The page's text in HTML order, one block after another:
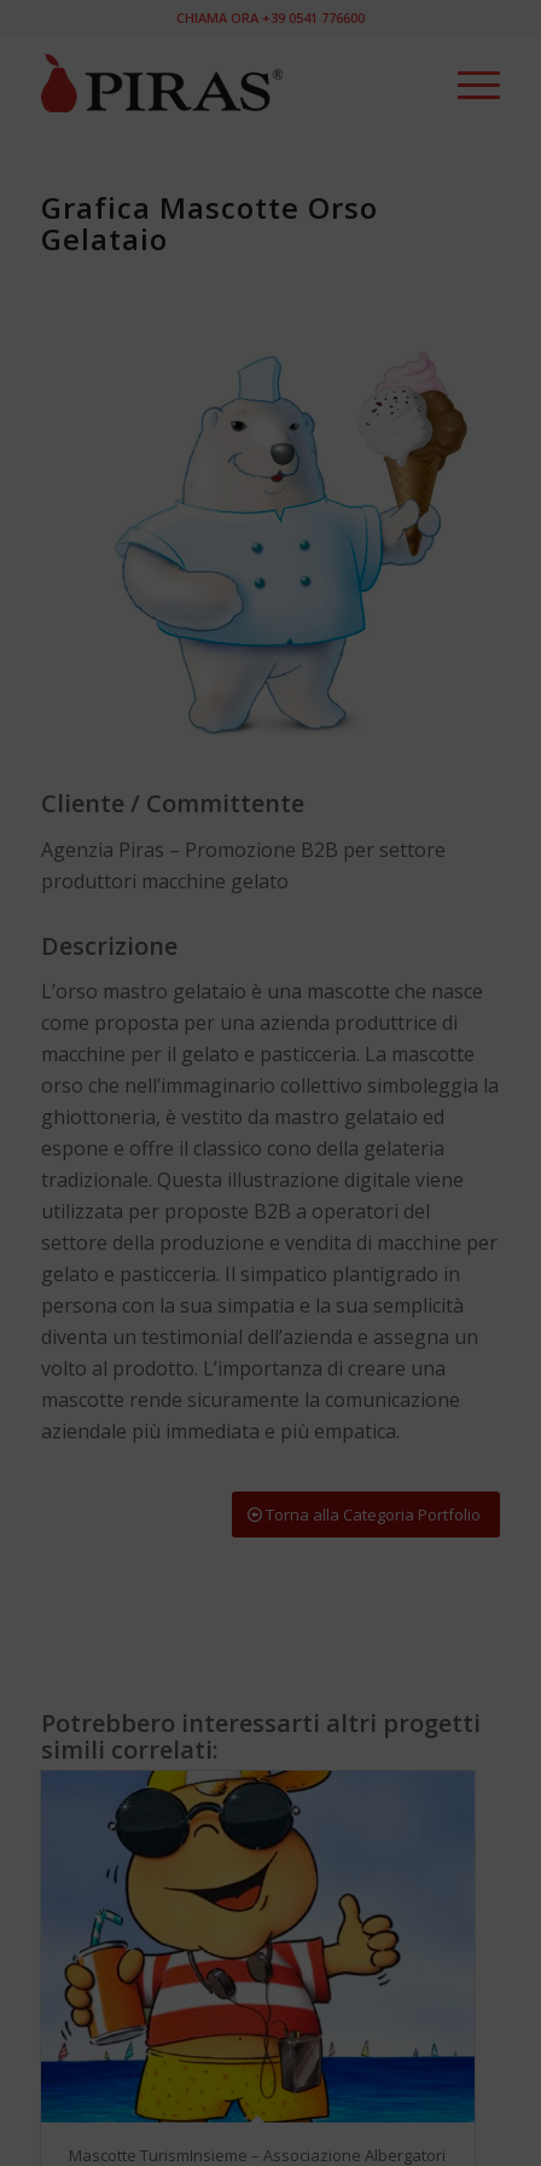
CHIAMA ORA +39 0541 776600
Grafica Mascotte Orso
Gelataio
Cliente / Committente
Agenzia Piras – Promozione B2B per settore
produttori macchine gelato
Descrizione
L’orso mastro gelataio è una mascotte che nasce
come proposta per una azienda produttrice di
macchine per il gelato e pasticceria. La mascotte
orso che nell’immaginario collettivo simboleggia la
ghiottoneria, è vestito da mastro gelataio ed
espone e offre il classico cono della gelateria
tradizionale. Questa illustrazione digitale viene
utilizzata per proposte B2B a operatori del
settore della produzione e vendita di macchine per
gelato e pasticceria. Il simpatico plantigrado in
persona con la sua simpatia e la sua semplicità
diventa un testimonial dell’azienda e assegna un
volto al prodotto. L’importanza di creare una
mascotte rende sicuramente la comunicazione
aziendale più immediata e più empatica.
Torna alla Categoria Portfolio
Potrebbero interessarti altri progetti
simili correlati:
Mascotte TurismInsieme – Associazione Albergatori